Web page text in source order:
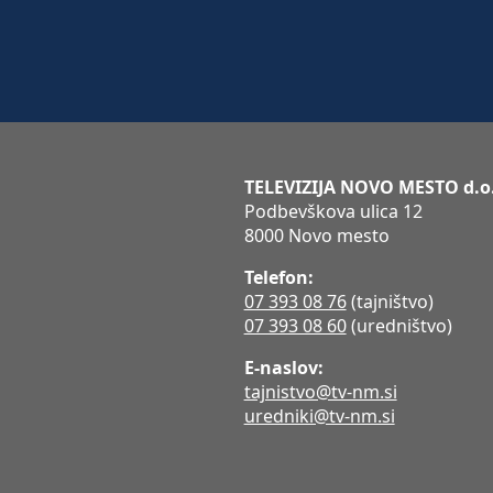
TELEVIZIJA NOVO MESTO
Podbevškova ulica 12
8000 Novo mesto
Telefon:
07 393 08 76(tajništvo)
07 393 08 60(uredništvo)
E-naslov:
tajnistvo@tv-nm.si
uredniki@tv-nm.si